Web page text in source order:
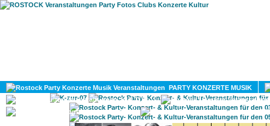
PARTY KONZERTE MUSIK
KULTUR
GAY